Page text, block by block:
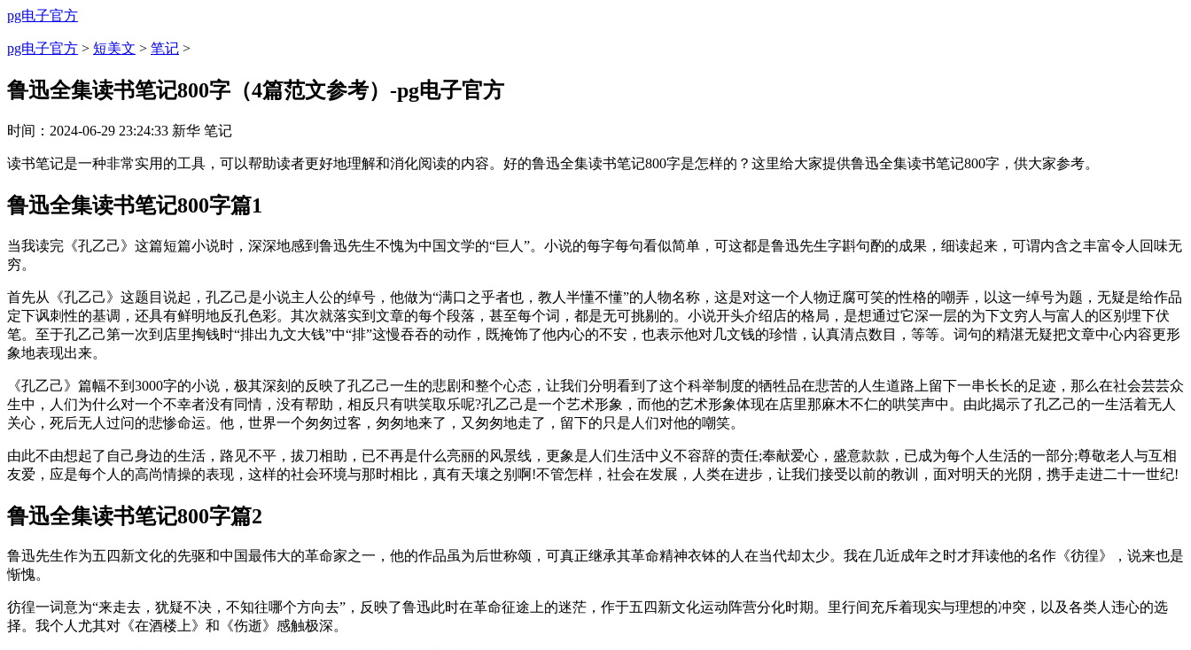
pg电子官方
pg电子官方 > 短美文 > 笔记 >
鲁迅全集读书笔记800字（4篇范文参考）-pg电子官方
时间： 2024-06-29 23:24:33 新华 笔记
读书笔记是一种非常实用的工具，可以帮助读者更好地理解和消化阅读的内容。好的鲁迅全集读书笔记800字是怎样的？这里给大家提供鲁迅全集读书笔记800字，供大家参考。
鲁迅全集读书笔记800字篇1
当我读完《孔乙己》这篇短篇小说时，深深地感到鲁迅先生不愧为中国文学的“巨人”。小说的每字每句看似简单，可这都是鲁迅先生字斟句酌的成果，细读起来，可谓内含之丰富令人回味无
穷。
首先从《孔乙己》这题目说起，孔乙己是小说主人公的绰号，他做为“满口之乎者也，教人半懂不懂”的人物名称，这是对这一个人物迂腐可笑的性格的嘲弄，以这一绰号为题，无疑是给作品
定下讽刺性的基调，还具有鲜明地反孔色彩。其次就落实到文章的每个段落，甚至每个词，都是无可挑剔的。小说开头介绍店的格局，是想通过它深一层的为下文穷人与富人的区别埋下伏
笔。至于孔乙己第一次到店里掏钱时“排出九文大钱”中“排”这慢吞吞的动作，既掩饰了他内心的不安，也表示他对几文钱的珍惜，认真清点数目，等等。词句的精湛无疑把文章中心内容更形
象地表现出来。
《孔乙己》篇幅不到3000字的小说，极其深刻的反映了孔乙己一生的悲剧和整个心态，让我们分明看到了这个科举制度的牺牲品在悲苦的人生道路上留下一串长长的足迹，那么在社会芸芸众
生中，人们为什么对一个不幸者没有同情，没有帮助，相反只有哄笑取乐呢?孔乙己是一个艺术形象，而他的艺术形象体现在店里那麻木不仁的哄笑声中。由此揭示了孔乙己的一生活着无人
关心，死后无人过问的悲惨命运。他，世界一个匆匆过客，匆匆地来了，又匆匆地走了，留下的只是人们对他的嘲笑。
由此不由想起了自己身边的生活，路见不平，拔刀相助，已不再是什么亮丽的风景线，更象是人们生活中义不容辞的责任;奉献爱心，盛意款款，已成为每个人生活的一部分;尊敬老人与互相
友爱，应是每个人的高尚情操的表现，这样的社会环境与那时相比，真有天壤之别啊!不管怎样，社会在发展，人类在进步，让我们接受以前的教训，面对明天的光阴，携手走进二十一世纪!
鲁迅全集读书笔记800字篇2
鲁迅先生作为五四新文化的先驱和中国最伟大的革命家之一，他的作品虽为后世称颂，可真正继承其革命精神衣钵的人在当代却太少。我在几近成年之时才拜读他的名作《彷徨》，说来也是
惭愧。
彷徨一词意为“来走去，犹疑不决，不知往哪个方向去”，反映了鲁迅此时在革命征途上的迷茫，作于五四新文化运动阵营分化时期。里行间充斥着现实与理想的冲突，以及各类人违心的选
择。我个人尤其对《在酒楼上》和《伤逝》感触极深。